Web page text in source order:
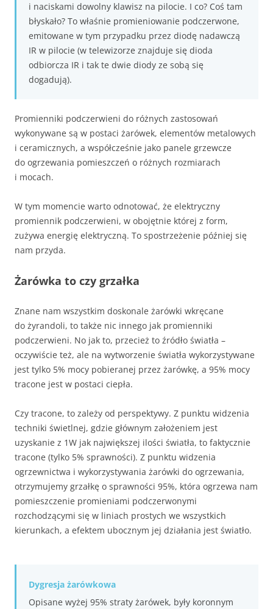
i naciskami dowolny klawisz na pilocie. I co? Coś tam
błyskało? To właśnie promieniowanie podczerwone,
emitowane w tym przypadku przez diodę nadawczą
IR w pilocie (w telewizorze znajduje się dioda
odbiorcza IR i tak te dwie diody ze sobą się
dogadują).
Promienniki podczerwieni do różnych zastosowań
wykonywane są w postaci żarówek, elementów metalowych
i ceramicznych, a współcześnie jako panele grzewcze
do ogrzewania pomieszczeń o różnych rozmiarach
i mocach.
W tym momencie warto odnotować, że elektryczny
promiennik podczerwieni, w obojętnie której z form,
zużywa energię elektryczną. To spostrzeżenie później się
nam przyda.
Żarówka to czy grzałka
Znane nam wszystkim doskonale żarówki wkręcane
do żyrandoli, to także nic innego jak promienniki
podczerwieni. No jak to, przecież to źródło światła –
oczywiście też, ale na wytworzenie światła wykorzystywane
jest tylko 5% mocy pobieranej przez żarówkę, a 95% mocy
tracone jest w postaci ciepła.
Czy tracone, to zależy od perspektywy. Z punktu widzenia
techniki świetlnej, gdzie głównym założeniem jest
uzyskanie z 1W jak największej ilości światła, to faktycznie
tracone (tylko 5% sprawności). Z punktu widzenia
ogrzewnictwa i wykorzystywania żarówki do ogrzewania,
otrzymujemy grzałkę o sprawności 95%, która ogrzewa nam
pomieszczenie promieniami podczerwonymi
rozchodzącymi się w liniach prostych we wszystkich
kierunkach, a efektem ubocznym jej działania jest światło.
Dygresja żarówkowa
Opisane wyżej 95% straty żarówek, były koronnym